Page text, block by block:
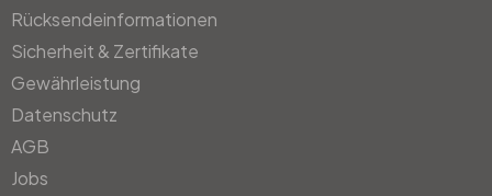
Rücksendeinformationen
Sicherheit & Zertifikate
Gewährleistung
Datenschutz
AGB
Jobs